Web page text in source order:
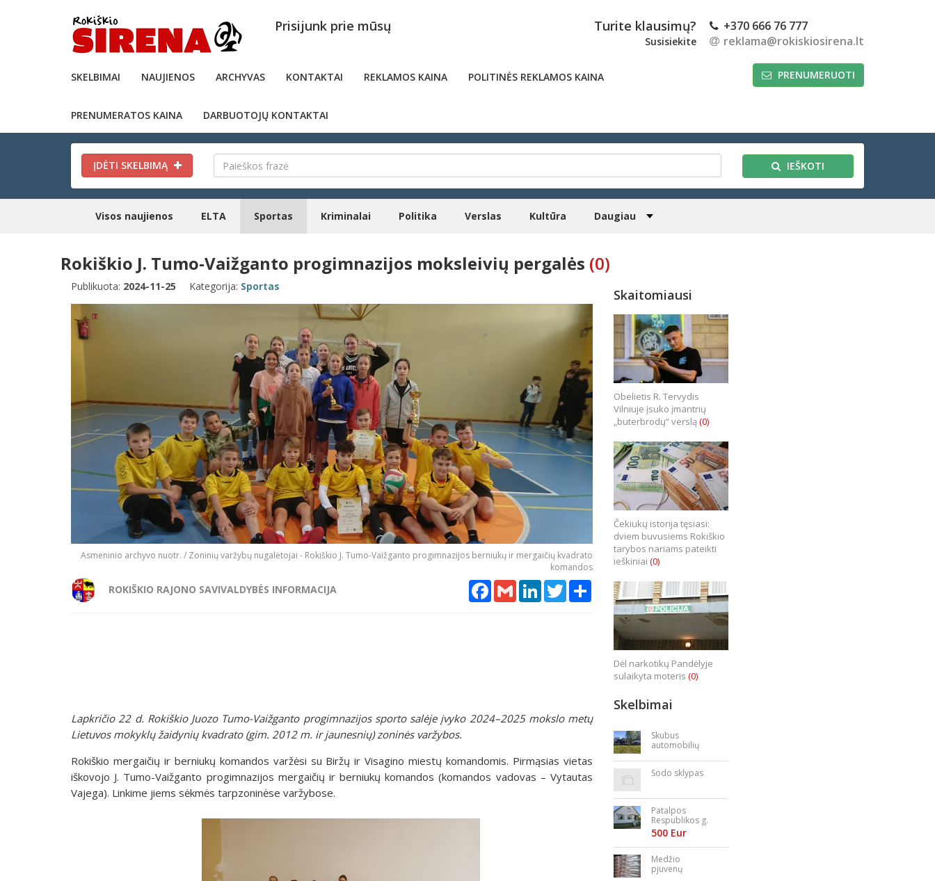
Prisijunk prie mūsų Turite klausimų?
Susisiekite
+370 666 76 777
reklama@rokiskiosirena.lt
SKELBIMAI NAUJIENOS ARCHYVAS KONTAKTAI REKLAMOS KAINA POLITINĖS REKLAMOS KAINA
PRENUMERATOS KAINA DARBUOTOJŲ KONTAKTAI
PRENUMERUOTI
ĮDĖTI SKELBIMĄ IEŠKOTI
Visos naujienos ELTA Sportas Kriminalai Politika Verslas Kultūra Daugiau
Rokiškio J. Tumo-Vaižganto progimnazijos moksleivių pergalės (0)
Publikuota: 2024-11-25 Kategorija: Sportas
Asmeninio archyvo nuotr. / Zoninių varžybų nugalėtojai - Rokiškio J. Tumo-Vaižganto progimnazijos berniukų ir mergaičių kvadrato
komandos
ROKIŠKIO RAJONO SAVIVALDYBĖS INFORMACIJA Facebook
GmailLinkedInTwitterShare
Lapkričio 22 d. Rokiškio Juozo Tumo-Vaižganto progimnazijos sporto salėje įvyko 2024–2025 mokslo metų
Lietuvos mokyklų žaidynių kvadrato (gim. 2012 m. ir jaunesnių) zoninės varžybos.
Rokiškio mergaičių ir berniukų komandos varžėsi su Biržų ir Visagino miestų komandomis. Pirmąsias vietas
iškovojo J. Tumo-Vaižganto progimnazijos mergaičių ir berniukų komandos (komandos vadovas – Vytautas
Vajega). Linkime jiems sėkmės tarpzoninėse varžybose.
Skaitomiausi
Obelietis R. Tervydis
Vilniuje įsuko įmantrių
„buterbrodų“ verslą (0)
Čekiukų istorija tęsiasi:
dviem buvusiems Rokiškio
tarybos nariams pateikti
ieškiniai (0)
Dėl narkotikų Pandėlyje
sulaikyta moteris (0)
Skelbimai
Skubus
automobilių
Sodo sklypas
Patalpos
Respublikos g.
23
500 Eur
Medžio
pjuvenų